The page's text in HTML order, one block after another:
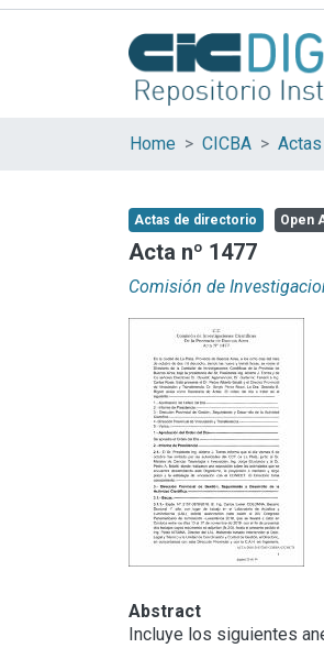
Home CICBA
Actas de directorio Open
Acta nº 1477
Comisión de
Abstract
Incluye los siguientes